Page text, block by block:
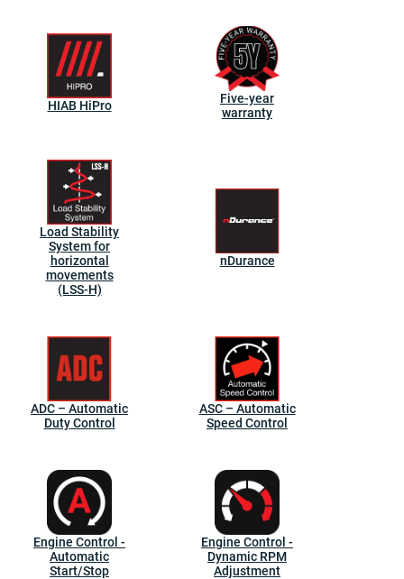
HIAB HiPro
Five-year
warranty
Load Stability
System for
horizontal
movements
(LSS-H)
nDurance
ADC – Automatic
Duty Control
ASC – Automatic
Speed Control
Engine Control -
Automatic
Start/Stop
Engine Control -
Dynamic RPM
Adjustment